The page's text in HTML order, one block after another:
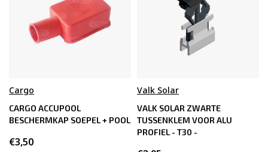
Cargo
CARGO ACCUPOOL
BESCHERMKAP SOEPEL + POOL
€3,50
Valk Solar
VALK SOLAR ZWARTE
TUSSENKLEM VOOR ALU
PROFIEL - T30 -